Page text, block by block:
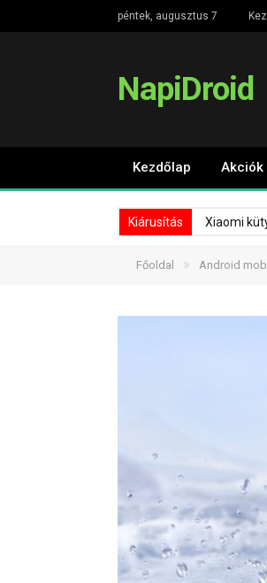
péntek, augusztus 7
NapiDroid
Kezdőlap Akciók
Kiárusítás Xiaomi
Főoldal » Android